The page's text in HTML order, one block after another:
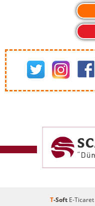
T-Soft E-Ticaret